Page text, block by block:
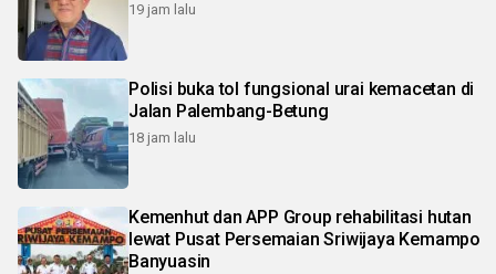
19 jam lalu
Polisi buka tol fungsional urai kemacetan di
Jalan Palembang-Betung
18 jam lalu
Kemenhut dan APP Group rehabilitasi hutan
lewat Pusat Persemaian Sriwijaya Kemampo
Banyuasin